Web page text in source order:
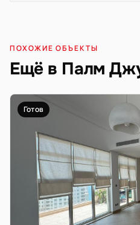
ПОХОЖИЕ ОБЪЕКТЫ
Ещё в Палм
Готов